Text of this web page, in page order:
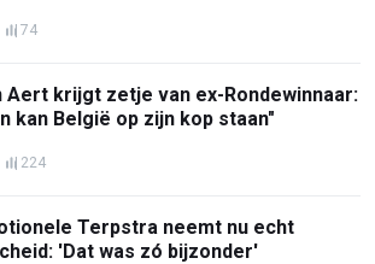
74
Aert krijgt zetje van ex-Rondewinnaar:
kan België op zijn kop staan"
224
Terpstra neemt nu echt
'Dat was zó bijzonder'